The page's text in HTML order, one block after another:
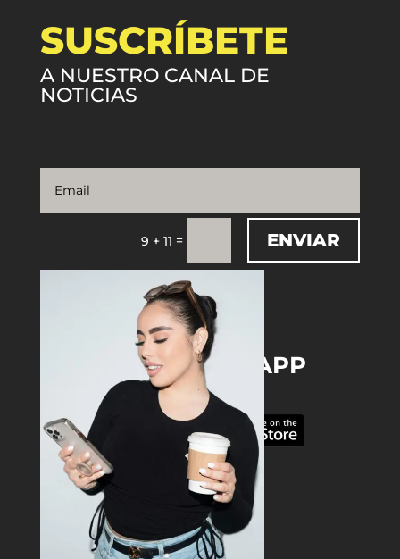
SUSCRÍBETE
A NUESTRO CANAL DE
NOTICIAS
9 + 11 = ENVIAR
DOWNLOAD THE APP